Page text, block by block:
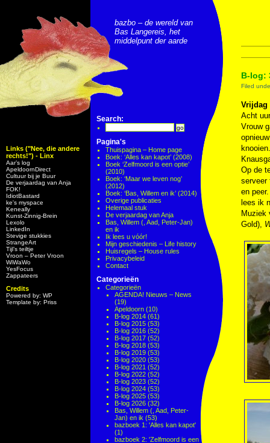
Links ("Nee, die andere
rechts!") - Linx
Aar’s log
ApeldoornDirect
Cultuur bij je Buur
De verjaardag van Anja
FOK!
IdiotBastard
ke's myspace
Keneally
Kunst-Zinnig-Brein
Lexolo
LinkedIn
Stevige stukkies
StrangeArt
Tijl’s teiltje
Vroon – Peter Vroon
WiWaWo
YesFocus
Zappateers
Credits
Powered by: WP
Template by: Priss
bazbo – de wereld van
Bas Langereis, het
middelpunt der aarde
Search:
Pagina's
Thuispagina – Home page
Boek: ‘Alles kan kapot’ (2008)
Boek ‘Zelfmoord is een optie’
(2010)
Boek: ‘Maar we leven nog’
(2012)
Boek: ‘Bas, Willem en ik’ (2014)
Overige publicaties
Helemaal stuk
De verjaardag van Anja
Bas, Willem (, Aad, Peter-Jan)
en ik
Ik lees u vóór!
Mijn geschiedenis – Life history
Huisregels – House rules
Privacybeleid
Contact
Categorieën
Categorieën
AGENDA! Nieuws – News
(19)
Apeldoorn (10)
B-log 2014 (61)
B-log 2015 (53)
B-log 2016 (52)
B-log 2017 (52)
B-log 2018 (53)
B-log 2019 (53)
B-log 2020 (53)
B-log 2021 (52)
B-log 2022 (52)
B-log 2023 (52)
B-log 2024 (53)
B-log 2025 (53)
B-log 2026 (32)
Bas, Willem (, Aad, Peter-
Jan) en ik (53)
bazboek 1: 'Alles kan kapot'
(1)
bazboek 2: 'Zelfmoord is een
B-log:
Filed
Vrijdag
Acht
Vrouw
Op de
serveer
en
lees ik
Muziek
Gold),